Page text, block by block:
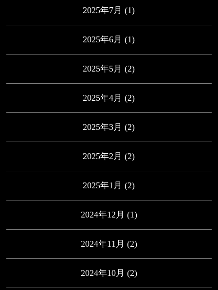
2025年7月 (1)
2025年6月 (1)
2025年5月 (2)
2025年4月 (2)
2025年3月 (2)
2025年2月 (2)
2025年1月 (2)
2024年12月 (1)
2024年11月 (2)
2024年10月 (2)